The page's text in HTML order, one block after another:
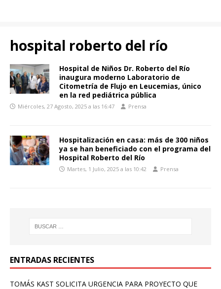
hospital roberto del río
Hospital de Niños Dr. Roberto del Río
inaugura moderno Laboratorio de
Citometría de Flujo en Leucemias, único
en la red pediátrica pública
Miércoles, 27 Agosto, 2025 a las 16:47 Prensa
Hospitalización en casa: más de 300 niños
ya se han beneficiado con el programa del
Hospital Roberto del Río
Martes, 1 Julio, 2025 a las 10:42 Prensa
ENTRADAS RECIENTES
TOMÁS KAST SOLICITA URGENCIA PARA PROYECTO QUE